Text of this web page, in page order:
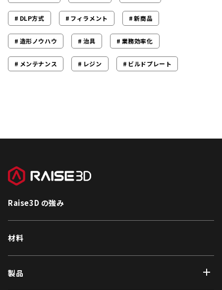
DLP方式 フィラメント 新商品
造形ノウハウ 治具 業務効率化
メンテナンス レジン ビルドプレート
Raise3D の強み
材料
製品